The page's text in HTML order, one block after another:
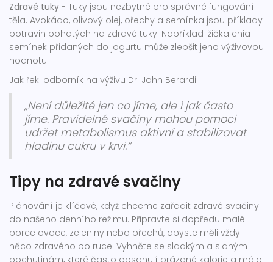
Zdravé tuky - Tuky jsou nezbytné pro správné fungování
těla. Avokádo, olivový olej, ořechy a semínka jsou příklady
potravin bohatých na zdravé tuky. Například lžička chia
semínek přidaných do jogurtu může zlepšit jeho výživovou
hodnotu.
Jak řekl odborník na výživu Dr. John Berardi:
„Není důležité jen co jíme, ale i jak často
jíme. Pravidelné svačiny mohou pomoci
udržet metabolismus aktivní a stabilizovat
hladinu cukru v krvi.“
Tipy na zdravé svačiny
Plánování je klíčové, když chceme zařadit zdravé svačiny
do našeho denního režimu. Připravte si dopředu malé
porce ovoce, zeleniny nebo ořechů, abyste měli vždy
něco zdravého po ruce. Vyhněte se sladkým a slaným